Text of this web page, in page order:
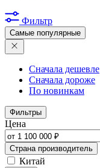
Фильтр
Самые популярные
Сначала дешевле
Сначала дороже
По новинкам
Фильтры
Цена
Страна производитель
Китай